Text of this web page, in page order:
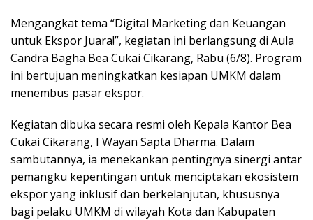
Mengangkat tema “Digital Marketing dan Keuangan
untuk Ekspor Juara!”, kegiatan ini berlangsung di Aula
Candra Bagha Bea Cukai Cikarang, Rabu (6/8). Program
ini bertujuan meningkatkan kesiapan UMKM dalam
menembus pasar ekspor.
Kegiatan dibuka secara resmi oleh Kepala Kantor Bea
Cukai Cikarang, I Wayan Sapta Dharma. Dalam
sambutannya, ia menekankan pentingnya sinergi antar
pemangku kepentingan untuk menciptakan ekosistem
ekspor yang inklusif dan berkelanjutan, khususnya
bagi pelaku UMKM di wilayah Kota dan Kabupaten